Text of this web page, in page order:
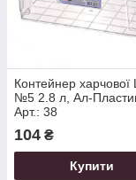
Контейнер харчової
№5 2.8 л, Ал-
Арт.: 38
104 ₴
Купити